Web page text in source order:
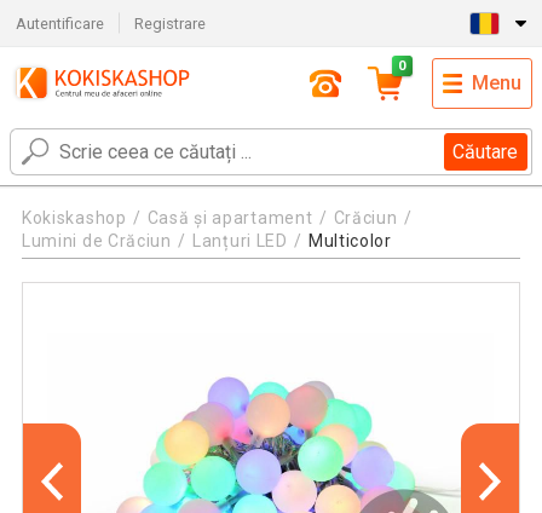
Autentificare Registrare
Căutare
0
Menu
Kokiskashop Casă și apartament
Crăciun
Lumini de Crăciun
Lanțuri LED Multicolor